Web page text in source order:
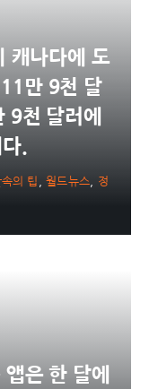
캐나다에 도
만 9천 달
9천 달러에
.
의 팁 ,월드뉴스
정
은 한 달에